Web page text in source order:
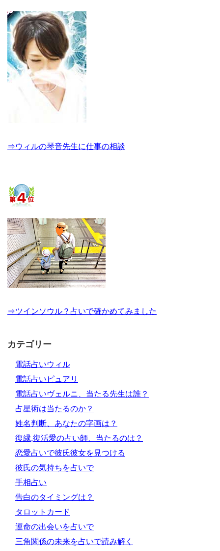
⇒ウィルの琴音先生に仕事の相談
⇒ツインソウル？占いで確かめてみました
カテゴリー
電話占いウィル
電話占いピュアリ
電話占いヴェルニ、当たる先生は誰？
占星術は当たるのか？
姓名判断、あなたの字画は？
復縁,復活愛の占い師、当たるのは？
恋愛占いで彼氏彼女を見つける
彼氏の気持ちを占いで
手相占い
告白のタイミングは？
タロットカード
運命の出会いを占いで
三角関係の未来を占いで読み解く